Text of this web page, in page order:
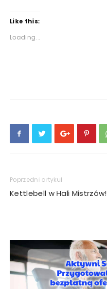
Like this:
Loading...
Poprzedni artykuł
Kettlebell w Hali Mistrzów!